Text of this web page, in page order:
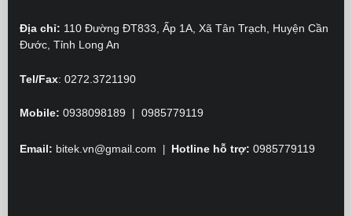
Địa chỉ: 110 Đường ĐT833, Ấp 1A, Xã Tân Trạch, Huyện Cần
Đước, Tỉnh Long An
Tel/Fax: 0272.3721190
Mobile: 0938098189 | 0985779119
Email: bitek.vn@gmail.com Hotline hỗ trợ: 0985779119